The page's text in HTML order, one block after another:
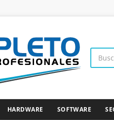
HARDWARE SOFTWARE